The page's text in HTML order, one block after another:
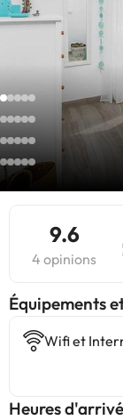
9.6
4 opinions
​Équipements
Wifi et
Heures